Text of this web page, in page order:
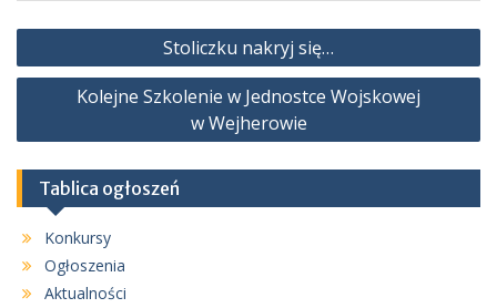
Nawigacja
wpisu
Stoliczku nakryj się…
Kolejne Szkolenie w Jednostce Wojskowej
w Wejherowie
Tablica ogłoszeń
Konkursy
Ogłoszenia
Aktualności